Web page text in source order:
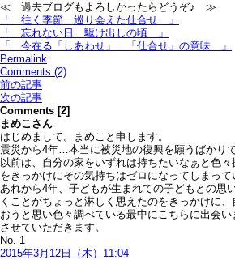
≪ 過去ブログもよろしかったらどうぞ♪ ≫
「 往く季節＿巡り会えた仕合せ 」
「 忘れない日＿駆け出しの頃 」
「 今在る「しあわせ」＿「仕合せ」の意味 」
Permalink
Comments (2)
前の記事
次の記事
Comments [2]
まめこ さん
はじめまして。まめこと申します。
震災から4年…本当に被災地の復興を願うばかりで
以前は、自分の家をいずれは持ちたいなぁと色
をきっかけにその気持ちはゼロになってしまって
あれから4年、子どもが生まれての子どもとの思
くことがちょっと淋しく思えたのをきっかけに
おうと思い色々調べている最中にこちらに出会
させていただきます。
No. 1
2015年3月12日（木）11:04